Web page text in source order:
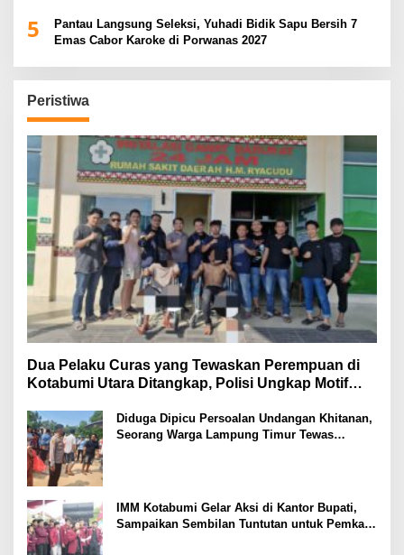
5
Pantau Langsung Seleksi, Yuhadi Bidik Sapu Bersih 7
Emas Cabor Karoke di Porwanas 2027
Peristiwa
Dua Pelaku Curas yang Tewaskan Perempuan di
Kotabumi Utara Ditangkap, Polisi Ungkap Motif
Diduga Dipicu Persoalan Undangan Khitanan,
Seorang Warga Lampung Timur Tewas
IMM Kotabumi Gelar Aksi di Kantor Bupati,
Sampaikan Sembilan Tuntutan untuk Pemkab